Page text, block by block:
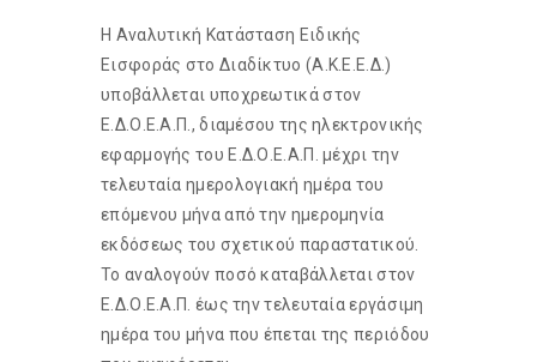
Η Αναλυτική Κατάσταση Ειδικής
Εισφοράς στο Διαδίκτυο (Α.Κ.Ε.Ε.Δ.)
υποβάλλεται υποχρεωτικά στον
Ε.Δ.Ο.Ε.Α.Π., διαμέσου της ηλεκτρονικής
εφαρμογής του Ε.Δ.Ο.Ε.Α.Π. μέχρι την
τελευταία ημερολογιακή ημέρα του
επόμενου μήνα από την ημερομηνία
εκδόσεως του σχετικού παραστατικού.
Το αναλογούν ποσό καταβάλλεται στον
Ε.Δ.Ο.Ε.Α.Π. έως την τελευταία εργάσιμη
ημέρα του μήνα που έπεται της περιόδου